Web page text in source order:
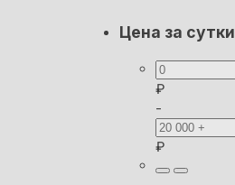
Цена за сутки
₽
-
₽